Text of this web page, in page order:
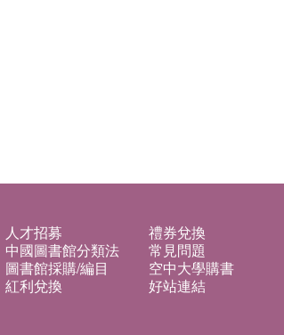
人才招募 禮券兌換
中國圖書館分類法 常見問題
圖書館採購/編目 空中大學購書
紅利兌換 好站連結